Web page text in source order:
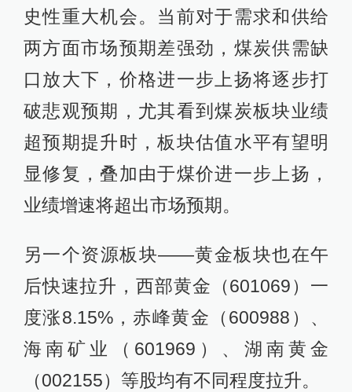
史性重大机会。当前对于需求和供给
两方面市场预期差强劲，煤炭供需缺
口放大下，价格进一步上扬将逐步打
破悲观预期，尤其看到煤炭板块业绩
超预期提升时，板块估值水平有望明
显修复，叠加由于煤价进一步上扬，
业绩增速将超出市场预期。
另一个资源板块——黄金板块也在午
后快速拉升，西部黄金（601069）一
度涨8.15%，赤峰黄金（600988）、
海南矿业（601969）、湖南黄金
（002155）等股均有不同程度拉升。